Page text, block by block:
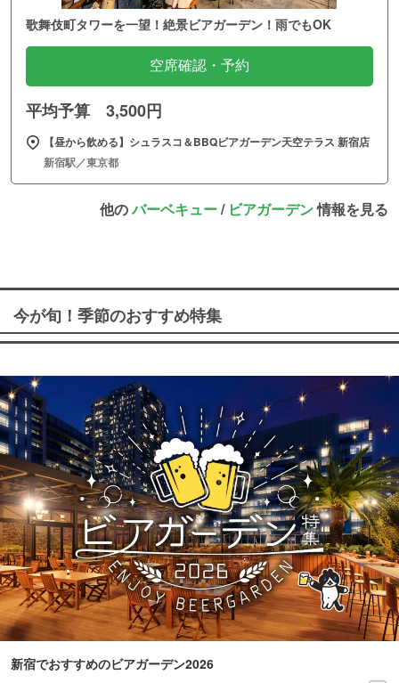
歌舞伎町タワーを一望！絶景ビアガーデン！雨でもOK
空席確認・予約
平均予算 3,500円
【昼から飲める】シュラスコ＆BBQビアガーデン天空テラス 新宿店
新宿駅／東京都
他のバーベキュー/ ビアガーデン情報を見る
今が旬！季節のおすすめ特集
新宿でおすすめのビアガーデン2026